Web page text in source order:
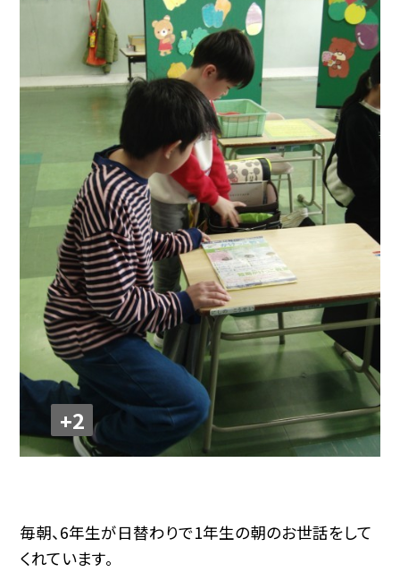
+2
毎朝、6年生が日替わりで1年生の朝のお世話をして
くれています。